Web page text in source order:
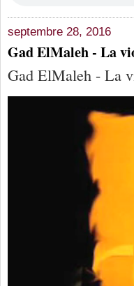
septembre 28, 2016
Gad ElMaleh - La
Gad ElMaleh - La